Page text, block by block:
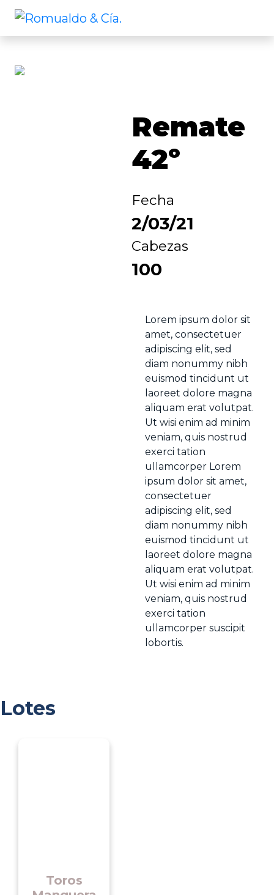
Remate
42º
Fecha
2/03/21
Cabezas
100
Lorem ipsum dolor sit
amet, consectetuer
adipiscing elit, sed
diam nonummy nibh
euismod tincidunt ut
laoreet dolore magna
aliquam erat volutpat.
Ut wisi enim ad minim
veniam, quis nostrud
exerci tation
ullamcorper Lorem
ipsum dolor sit amet,
consectetuer
adipiscing elit, sed
diam nonummy nibh
euismod tincidunt ut
laoreet dolore magna
aliquam erat volutpat.
Ut wisi enim ad minim
veniam, quis nostrud
exerci tation
ullamcorper suscipit
lobortis.
Lotes
Toros